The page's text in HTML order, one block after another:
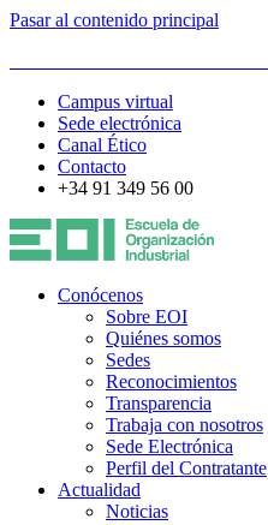
Pasar al contenido principal
Campus virtual
Sede electrónica
Canal Ético
Contacto
+34 91 349 56 00
Conócenos
Sobre EOI
Quiénes somos
Sedes
Reconocimientos
Transparencia
Trabaja con nosotros
Sede Electrónica
Perfil del Contratante
Actualidad
Noticias